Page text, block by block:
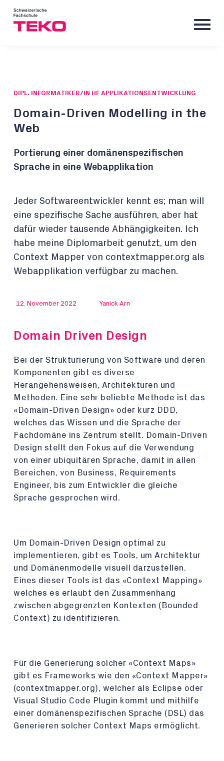
DIPL. INFORMATIKER/IN HF APPLIKATIONSENTWICKLUNG
Domain-Driven Modelling in the
Web
Portierung einer domänenspezifischen
Sprache in eine Webapplikation
Jeder Softwareentwickler kennt es; man will
eine spezifische Sache ausführen, aber hat
dafür wieder tausende Abhängigkeiten. Ich
habe meine Diplomarbeit genutzt, um den
Context Mapper von contextmapper.org als
Webapplikation verfügbar zu machen.
12. November 2022 Yanick Arn
Domain Driven Design
Bei der Strukturierung von Software und deren
Komponenten gibt es diverse
Herangehensweisen, Architekturen und
Methoden. Eine sehr beliebte Methode ist das
«Domain-Driven Design» oder kurz DDD,
welches das Wissen und die Sprache der
Fachdomäne ins Zentrum stellt. Domain-Driven
Design stellt den Fokus auf die Verwendung
von einer ubiquitären Sprache, damit in allen
Bereichen, von Business, Requirements
Engineer, bis zum Entwickler die gleiche
Sprache gesprochen wird.
Um Domain-Driven Design optimal zu
implementieren, gibt es Tools, um Architektur
und Domänenmodelle visuell darzustellen.
Eines dieser Tools ist das «Context Mapping»
welches es erlaubt den Zusammenhang
zwischen abgegrenzten Kontexten (Bounded
Context) zu identifizieren.
Für die Generierung solcher «Context Maps»
gibt es Frameworks wie den «Context Mapper»
(contextmapper.org), welcher als Eclipse oder
Visual Studio Code Plugin kommt und mithilfe
einer domänenspezifischen Sprache (DSL) das
Generieren solcher Context Maps ermöglicht.